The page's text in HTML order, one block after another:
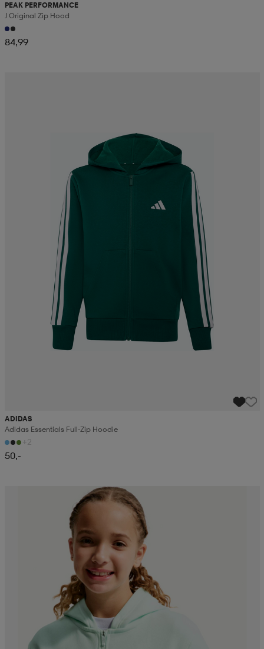
PEAK PERFORMANCE
J Original Zip Hood
84,99
ADIDAS
Adidas Essentials Full-Zip Hoodie
+2
50,-